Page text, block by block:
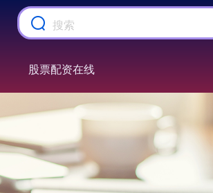
股票配资在线
上证综指 +21.92